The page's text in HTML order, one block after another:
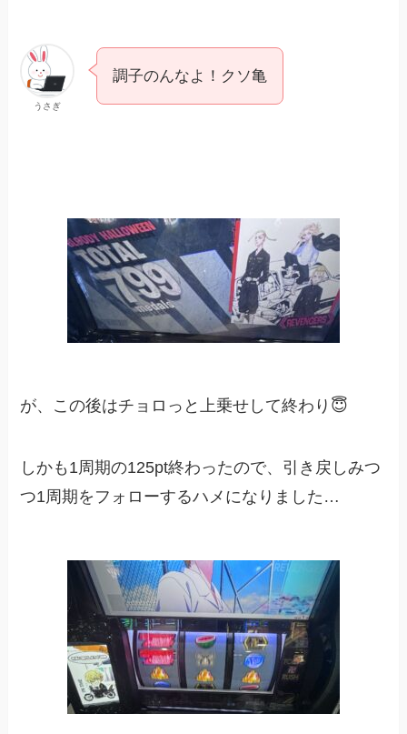
うさぎ
調子のんなよ！クソ亀
が、この後はチョロっと上乗せして終わり😇
しかも1周期の125pt終わったので、引き戻しみつ
つ1周期をフォローするハメになりました…